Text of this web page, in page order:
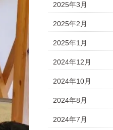
2025年3月
2025年2月
2025年1月
2024年12月
2024年10月
2024年8月
2024年7月